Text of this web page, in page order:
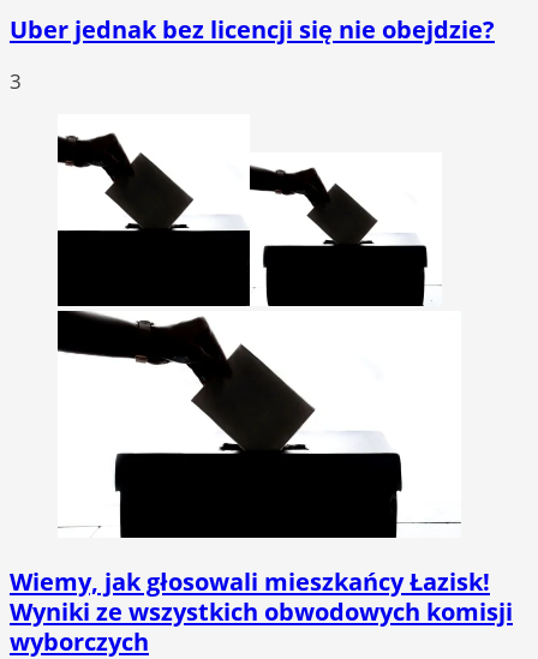
Uber jednak bez licencji się nie obejdzie?
3
Wiemy, jak głosowali mieszkańcy Łazisk!
Wyniki ze wszystkich obwodowych komisji
wyborczych